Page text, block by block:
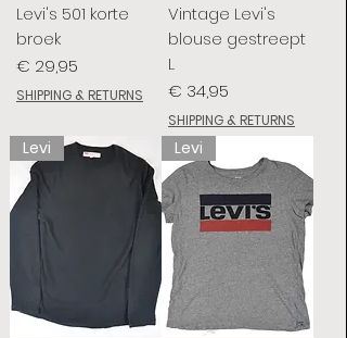
Levi's 501 korte
broek
Prijs
€ 29,95
SHIPPING & RETURNS
Vintage Levi's
blouse gestreept
L
Prijs
€ 34,95
SHIPPING & RETURNS
Levi Levi